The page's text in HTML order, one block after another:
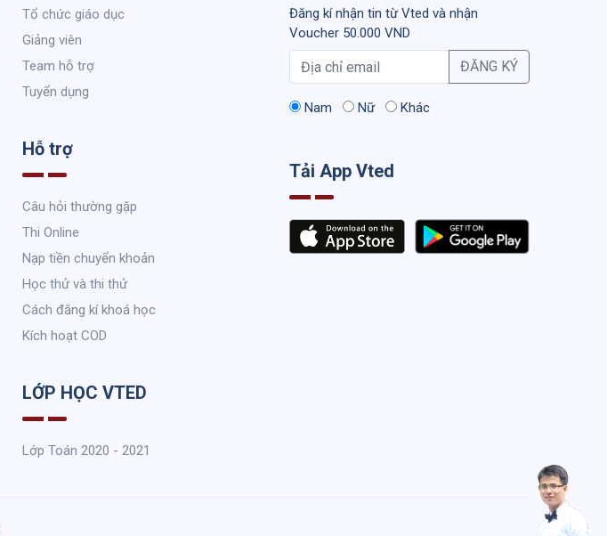
Tổ chức giáo dục
Giảng viên
Team hỗ trợ
Tuyển dụng
Hỗ trợ
Câu hỏi thường gặp
Thi Online
Nạp tiền chuyển khoản
Học thử và thi thử
Cách đăng kí khoá học
Kích hoạt COD
LỚP HỌC VTED
Lớp Toán 2020 - 2021
Đăng kí nhận tin từ Vted và nhận
Voucher 50.000 VND
ĐĂNG KÝ
Nam Nữ Khác
Tải App Vted